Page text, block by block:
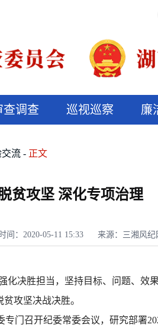
查调查 巡视巡察 廉
流 正文
贫攻坚 深化专项治理
间：2020-05-11 15:33 来源：三湘风纪
决胜担当，坚持目标、问题、效
攻坚决战决胜。
门召开纪委常委会议，研究部署